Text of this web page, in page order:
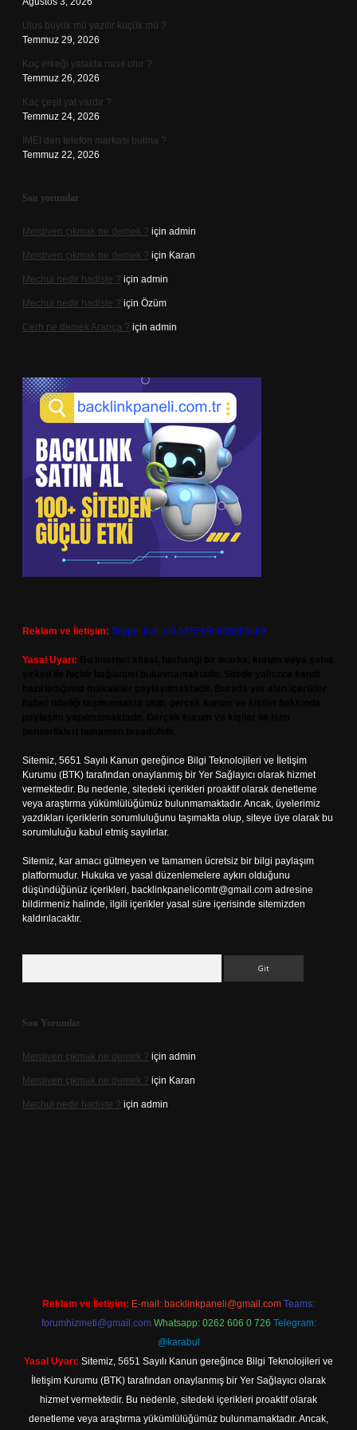
Ulus büyük mü yazılır küçük mü ?
Temmuz 29, 2026
Koç erkeği yatakta nasıl olur ?
Temmuz 26, 2026
Kaç çeşit yat vardır ?
Temmuz 24, 2026
IMEI den telefon markası bulma ?
Temmuz 22, 2026
Son yorumlar
Merdiven çıkmak ne demek ? için admin
Merdiven çıkmak ne demek ? için Karan
Mechul nedir hadiste ? için admin
Mechul nedir hadiste ? için Özüm
Cerh ne demek Arapça ? için admin
Reklam ve İletişim: Skype: live:.cid.575569c608265c69
Yasal Uyarı:
Sitemiz, 5651 Sayılı Kanun gereğince Bilgi Teknolojileri ve İletişim
Kurumu (BTK) tarafından onaylanmış bir Yer Sağlayıcı olarak hizmet
vermektedir. Bu nedenle, sitedeki içerikleri proaktif olarak denetleme
veya araştırma yükümlülüğümüz bulunmamaktadır. Ancak, üyelerimiz
yazdıkları içeriklerin sorumluluğunu taşımakta olup, siteye üye olarak bu
sorumluluğu kabul etmiş sayılırlar.
Sitemiz, kar amacı gütmeyen ve tamamen ücretsiz bir bilgi paylaşım
platformudur. Hukuka ve yasal düzenlemelere aykırı olduğunu
düşündüğünüz içerikleri, backlinkpanelicomtr@gmail.com adresine
bildirmeniz halinde, ilgili içerikler yasal süre içerisinde sitemizden
kaldırılacaktır.
Son Yorumlar
Merdiven çıkmak ne demek ? için admin
Merdiven çıkmak ne demek ? için Karan
Mechul nedir hadiste ? için admin
Reklam ve İletişim: E-mail: backlinkpaneli@gmail.com Teams:
forumhizmeti@gmail.com Whatsapp: 0262 606 0 726 Telegram:
@karabul
Yasal Uyarı: Sitemiz, 5651 Sayılı Kanun gereğince Bilgi Teknolojileri ve
İletişim Kurumu (BTK) tarafından onaylanmış bir Yer Sağlayıcı olarak
hizmet vermektedir. Bu nedenle, sitedeki içerikleri proaktif olarak
denetleme veya araştırma yükümlülüğümüz bulunmamaktadır. Ancak,